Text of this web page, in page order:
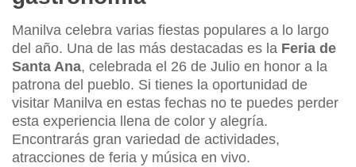
Manilva celebra varias fiestas populares a lo largo
del año. Una de las más destacadas es la Feria de
Santa Ana, celebrada el 26 de Julio en honor a la
patrona del pueblo. Si tienes la oportunidad de
visitar Manilva en estas fechas no te puedes perder
esta experiencia llena de color y alegría.
Encontrarás gran variedad de actividades,
atracciones de feria y música en vivo.